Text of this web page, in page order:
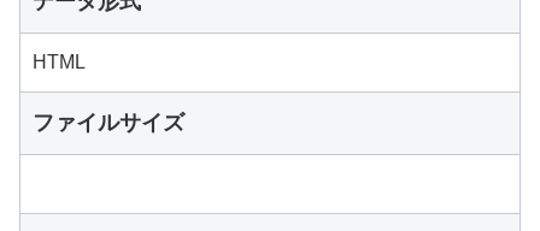
HTML
ファイルサイズ